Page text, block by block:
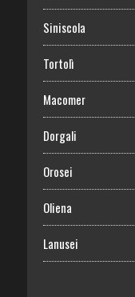
Siniscola
Tortolì
Macomer
Dorgali
Orosei
Oliena
Lanusei